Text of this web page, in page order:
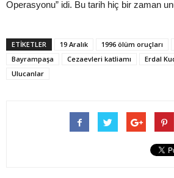
Operasyonu” idi. Bu tarih hiç bir zaman
ETIKETLER 19 Aralık 1996 ölüm oruçları
Bayrampaşa
Cezaevleri katliamı Erdal
Ulucanlar